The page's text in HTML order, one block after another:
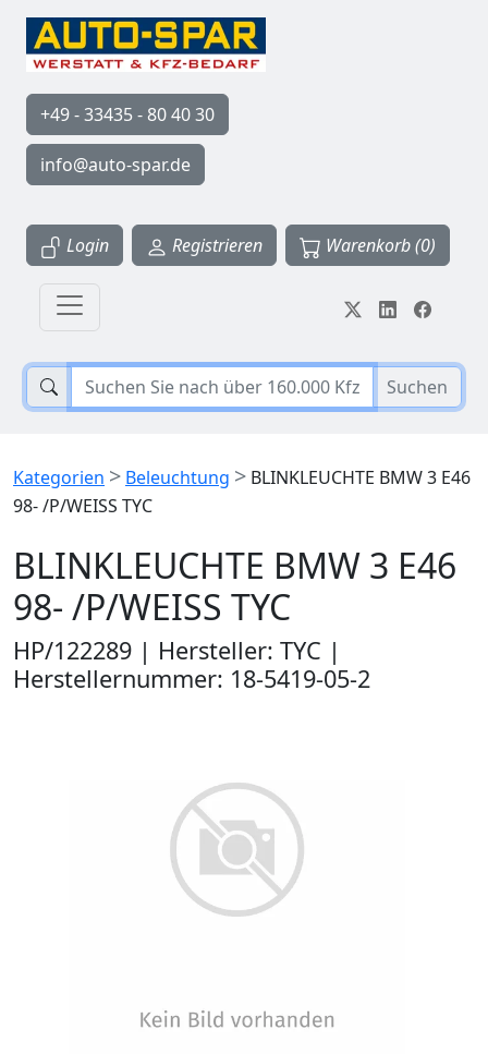
+49 - 33435 - 80 40 30
info@auto-spar.de
Login Registrieren Warenkorb (0)
Suchen
Kategorien > Beleuchtung > BLINKLEUCHTE BMW 3 E46
98- /P/WEISS TYC
BLINKLEUCHTE BMW 3 E46
98- /P/WEISS TYC
HP/122289 | Hersteller: TYC |
Herstellernummer: 18-5419-05-2